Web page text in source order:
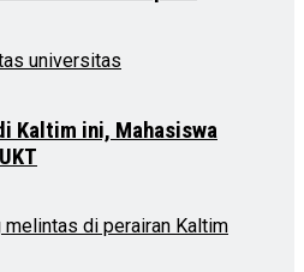
Kaltim ini, Mahasiswa